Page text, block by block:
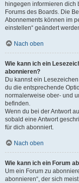
hingegen informieren dich
Forums des Boards. Die
Abonnements können im
einstellen“ geändert
Nach oben
Wie kann ich ein
abonnieren?
Du kannst ein
du die entsprechende
normalerweise ober- und
befinden.
Wenn du bei der Antwort
sobald eine Antwort
für dich abonniert.
Nach oben
Wie kann ich ein Forum
Um ein Forum zu
abonnieren“, der sich